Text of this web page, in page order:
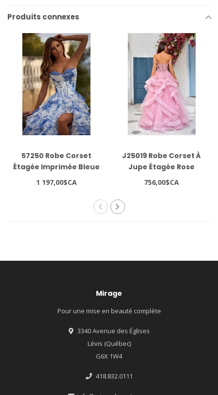
Produits connexes
57250 Robe Corset
Étagée Imprimée Bleue
1 197,00$CA
J25019 Robe Corset À
Jupe Étagée Rose
756,00$CA
Mirage
Pour une mise en beauté complète
3340 Avenue des Églises
Lévis (Québec)
G6X 1W4
418.832.0111